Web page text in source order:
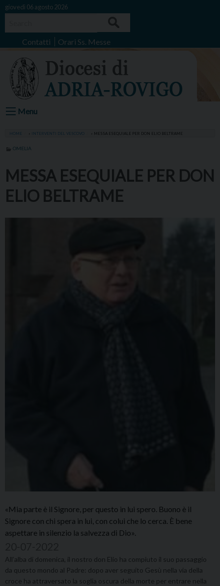
Skip
giovedì 06 agosto 2026
Contatti Orari Ss. Messe
Menu
HOME INTERVENTI DEL VESCOVO MESSA ESEQUIALE PER DON ELIO BELTRAME
OMELIA
MESSA ESEQUIALE PER DON
ELIO BELTRAME
«Mia parte è il Signore, per questo in lui spero. Buono è il
Signore con chi spera in lui, con colui che lo cerca. È bene
aspettare in silenzio la salvezza di Dio».
All’alba di domenica, il nostro don Elio ha compiuto il suo passaggio
da questo mondo al Padre: dopo aver seguito Gesù nella via della
croce ha attraversato la soglia oscura della morte per entrare nella